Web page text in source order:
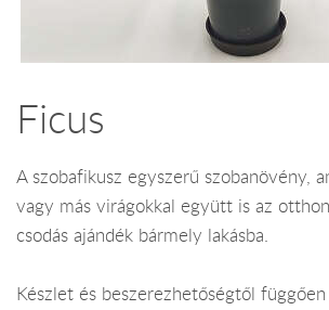
Ficus
A szobafikusz egyszerű szobanövény,
vagy más virágokkal együtt is az
csodás ajándék bármely lakásba.
Készlet és beszerezhetőségtől